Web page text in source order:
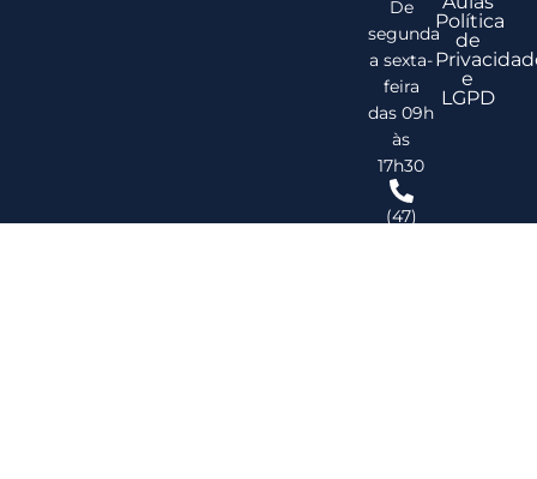
De
segunda
a sexta-
feira
das 09h
às
17h30
(47)
Política
de
e
LGPD